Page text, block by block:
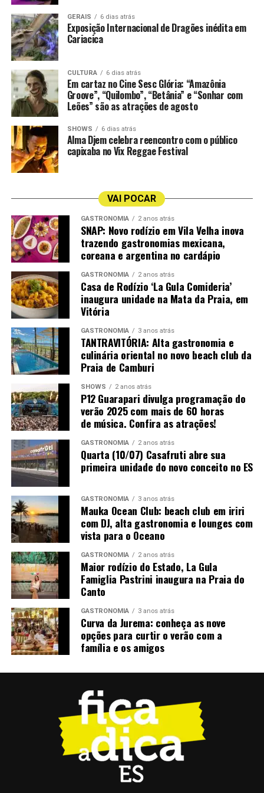
A temporada de 30 anos da CASACOR ES segue em
cartaz até o dia 8 de setembro.
Vila na Voz
Cais Jacarandá Pelissari
Agenda Musical da Semana na CASACOR ES 2026
Quando:
30 de julho a 02 de agosto
Programação:
Quinta-feira: Cais Jacarandá (Voz e Sax) | 19h
Sexta-feira: Vila na Voz (Voz e Violão) | 19h
Sábado: Anginha Buaiz e Fábio Calazans (Voz e Violão) |
19h
Domingo: Pelissari | 16h
Local:Área Gastronômica da CASACOR ES 2026
(Antigo Hotel Canto do Sol, Orla da Praia de Camburi,
Vitória)
Acesso:Gratuito para o circuito gastronômico e de
lazer. Os ingressos para o circuito completo de
arquitetura e decoração estão disponíveis na plataforma
oficialappcasacor.com.br
GERAIS 6 dias atrás
Exposição Internacional de Dragões inédita em
Cariacica
CULTURA 6 dias atrás
Em cartaz no Cine Sesc Glória: “Amazônia
Groove”, “Quilombo”, “Betânia” e “Sonhar com
Leões” são as atrações de agosto
SHOWS 6 dias atrás
Alma Djem celebra reencontro com o público
capixaba no Vix Reggae Festival
VAI POCAR
GASTRONOMIA 2 anos atrás
SNAP: Novo rodízio em Vila Velha inova
trazendo gastronomias mexicana,
coreana e argentina no cardápio
GASTRONOMIA 2 anos atrás
Casa de Rodízio ‘La Gula Comideria’
inaugura unidade na Mata da Praia, em
Vitória
GASTRONOMIA 3 anos atrás
TANTRAVITÓRIA: Alta gastronomia e
culinária oriental no novo beach club da
Praia de Camburi
SHOWS 2 anos atrás
P12 Guarapari divulga programação do
verão 2025 com mais de 60 horas
de música. Confira as atrações!
GASTRONOMIA 2 anos atrás
Quarta (10/07) Casafruti abre sua
primeira unidade do novo conceito no ES
GASTRONOMIA 3 anos atrás
Mauka Ocean Club: beach club em iriri
com DJ, alta gastronomia e lounges com
vista para o Oceano
GASTRONOMIA 2 anos atrás
Maior rodízio do Estado, La Gula
Famiglia Pastrini inaugura na Praia do
Canto
GASTRONOMIA 3 anos atrás
Curva da Jurema: conheça as nove
opções para curtir o verão com a
família e os amigos